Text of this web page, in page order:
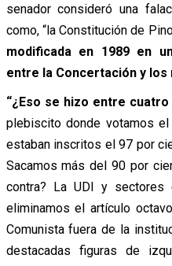
senador consideró una
como, “la Constitución de
modificada en 1989 en
entre la Concertación y los
“¿Eso se hizo entre
plebiscito donde votamos
estaban inscritos el 97 por
Sacamos más del 90 por
contra? La UDI y
eliminamos el artículo
Comunista fuera de la
destacadas figuras de